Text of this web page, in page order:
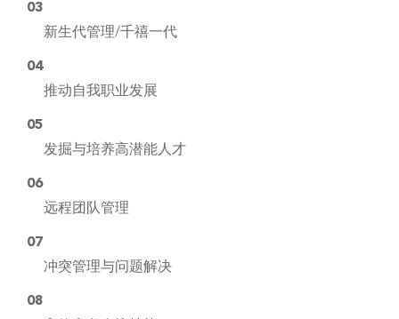
03
新生代管理/千禧一代
04
推动自我职业发展
05
发掘与培养高潜能人才
06
远程团队管理
07
冲突管理与问题解决
08